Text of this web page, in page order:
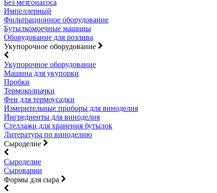
Без мезгонасоса
Импеллерный
Фильтрационное оборудование
Бутылкомоечные машины
Оборудование для розлива
Укупорочное оборудование
Укупорочное оборудование
Машина для укупорки
Пробки
Термоколпачки
Фен для термоусадки
Измерительные приборы для виноделия
Ингредиенты для виноделия
Стеллажи для хранения бутылок
Литература по виноделию
Сыроделие
Сыроделие
Сыроварни
Формы для сыра